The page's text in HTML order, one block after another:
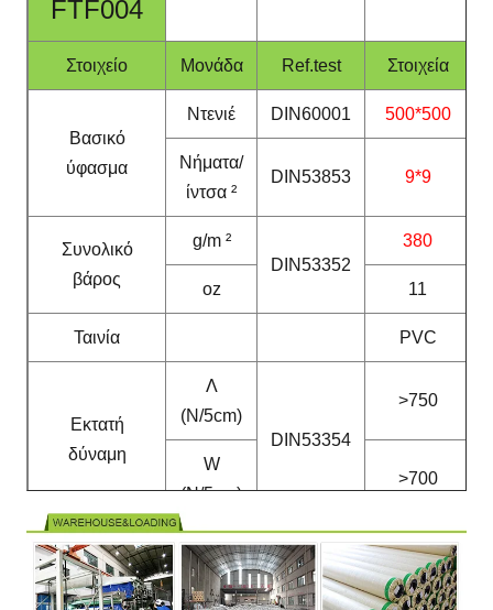
FTF004
Στοιχείο Μονάδα Ref.test Στοιχεία
Βασικό
ύφασμα
Ντενιέ DIN60001 500*500
Νήματα/
ίντσα ²
DIN53853 9*9
Συνολικό
βάρος
g/m ²
DIN53352
380
oz 11
Ταινία PVC
Εκτατή
δύναμη
Λ
(N/5cm)
DIN53354
>750
W
(N/5cm)
>700
Λυσσασμένη
Λ
(N/5cm)
DIN53363
>230